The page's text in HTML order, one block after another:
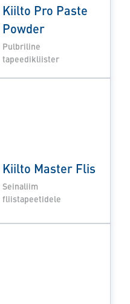
Kiilto Pro Paste
Powder
Pulbriline
tapeedikliister
Kiilto Master Flis
Seinaliim
fliistapeetidele